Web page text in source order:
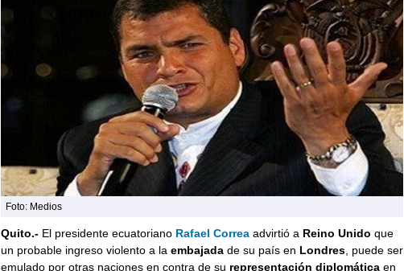
Foto: Medios
Quito.-El presidente ecuatoriano Rafael Correaadvirtió a Reino Unido que
un probable ingreso violento a la embajadade su país en Londres, puede ser
emulado por otras naciones en contra de su representación diplomáticaen